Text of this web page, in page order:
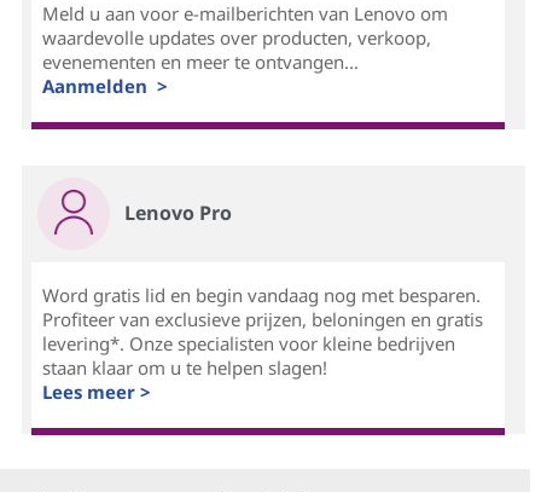
Meld u aan voor e-mailberichten van Lenovo om
waardevolle updates over producten, verkoop,
evenementen en meer te ontvangen...
Aanmelden >
Lenovo Pro
Word gratis lid en begin vandaag nog met besparen.
Profiteer van exclusieve prijzen, beloningen en gratis
levering*. Onze specialisten voor kleine bedrijven
staan klaar om u te helpen slagen!
Lees meer >